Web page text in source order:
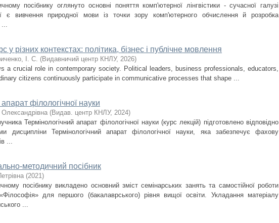
посібнику оглянуто основні поняття комп'ютерної лінгвістики - сучасної галузі
є вивчення природної мови із точки зору комп'ютерного обчислення й розробка
...
у різних контекстах: політика, бізнес і публічне мовлення
І. С. (Видавничий центр КНЛУ, 2026)
a crucial role in contemporary society. Political leaders, business professionals, educators,
citizens continuously participate in communicative processes that shape ...
філологічної науки
(Видав. центр КНЛУ, 2024)
Термінологічний апарат філологічної науки (курс лекцій) підготовлено відповідно
дисципліни Термінологічний апарат філологічної науки, яка забезпечує фахову
...
методичний посібник
(2021)
посібнику викладено основний зміст семінарських занять та самостійної роботи
для першого (бакалаврського) рівня вищої освіти. Укладання матеріалу
...